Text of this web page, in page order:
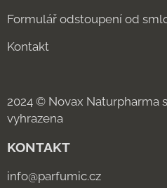
Formulář odstoupení od
Kontakt
2024 © Novax Naturpharma
vyhrazena
KONTAKT
info@parfumic.cz